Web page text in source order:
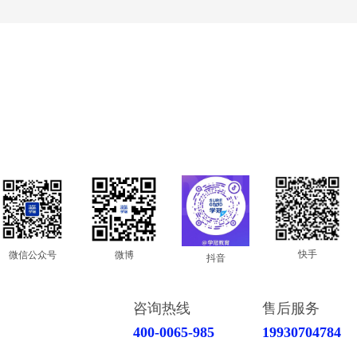
微信公众号 微博 抖音 快手
咨询热线
400-0065-985
售后服务
19930704784